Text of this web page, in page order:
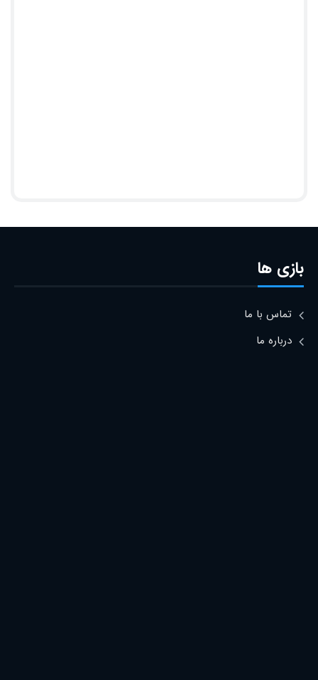
بازی ها
تماس با ما
درباره ما